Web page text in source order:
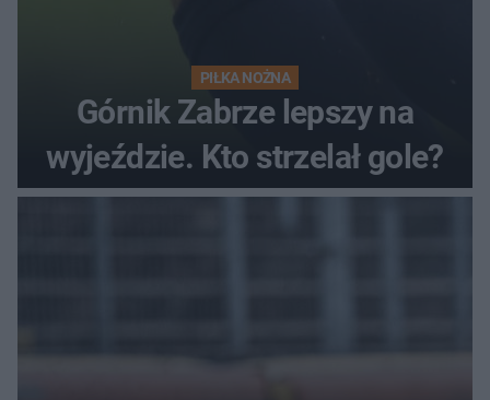
PIŁKA NOŻNA
Górnik Zabrze lepszy na
wyjeździe. Kto strzelał gole?